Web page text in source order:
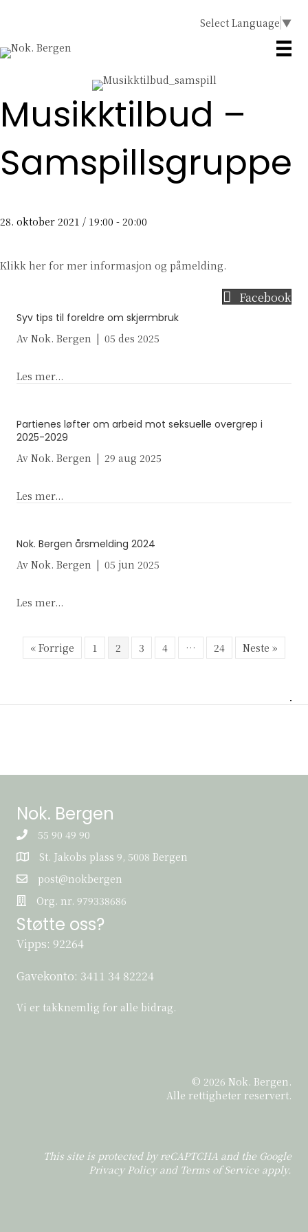
Select Language ▼
Musikktilbud –
Samspillsgruppe
28. oktober 2021 / 19:00 - 20:00
Klikk her for mer informasjon og påmelding.
Facebook
Syv tips til foreldre om skjermbruk
Av Nok. Bergen | 05 des 2025
Les mer...
Partienes løfter om arbeid mot seksuelle overgrep i
2025-2029
Av Nok. Bergen | 29 aug 2025
Les mer...
Nok. Bergen årsmelding 2024
Av Nok. Bergen | 05 jun 2025
Les mer...
« Forrige 1 2 3 4 … 24 Neste »
Nok. Bergen
55 90 49 90
St. Jakobs plass 9, 5008 Bergen
St. Jakobs plass 9, 5008 Bergen
post@nokbergen
post@nokbergen
Org. nr. 979338686
Org. nr. 979338686
Støtte oss?
Vipps: 92264
Gavekonto: 3411 34 82224
Vi er takknemlig for alle bidrag.
© 2026 Nok. Bergen.
Alle rettigheter reservert.
This site is protected by reCAPTCHA and the Google
Privacy Policyand Terms of Service apply.